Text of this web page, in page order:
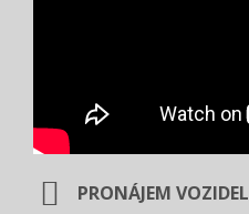
PRONÁJEM VOZIDEL